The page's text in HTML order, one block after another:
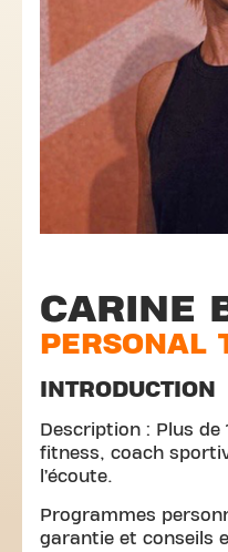
CARINE
PERSONAL
INTRODUCTION
Description : Plus
fitness, coach
l’écoute.
Programmes
garantie et conseils